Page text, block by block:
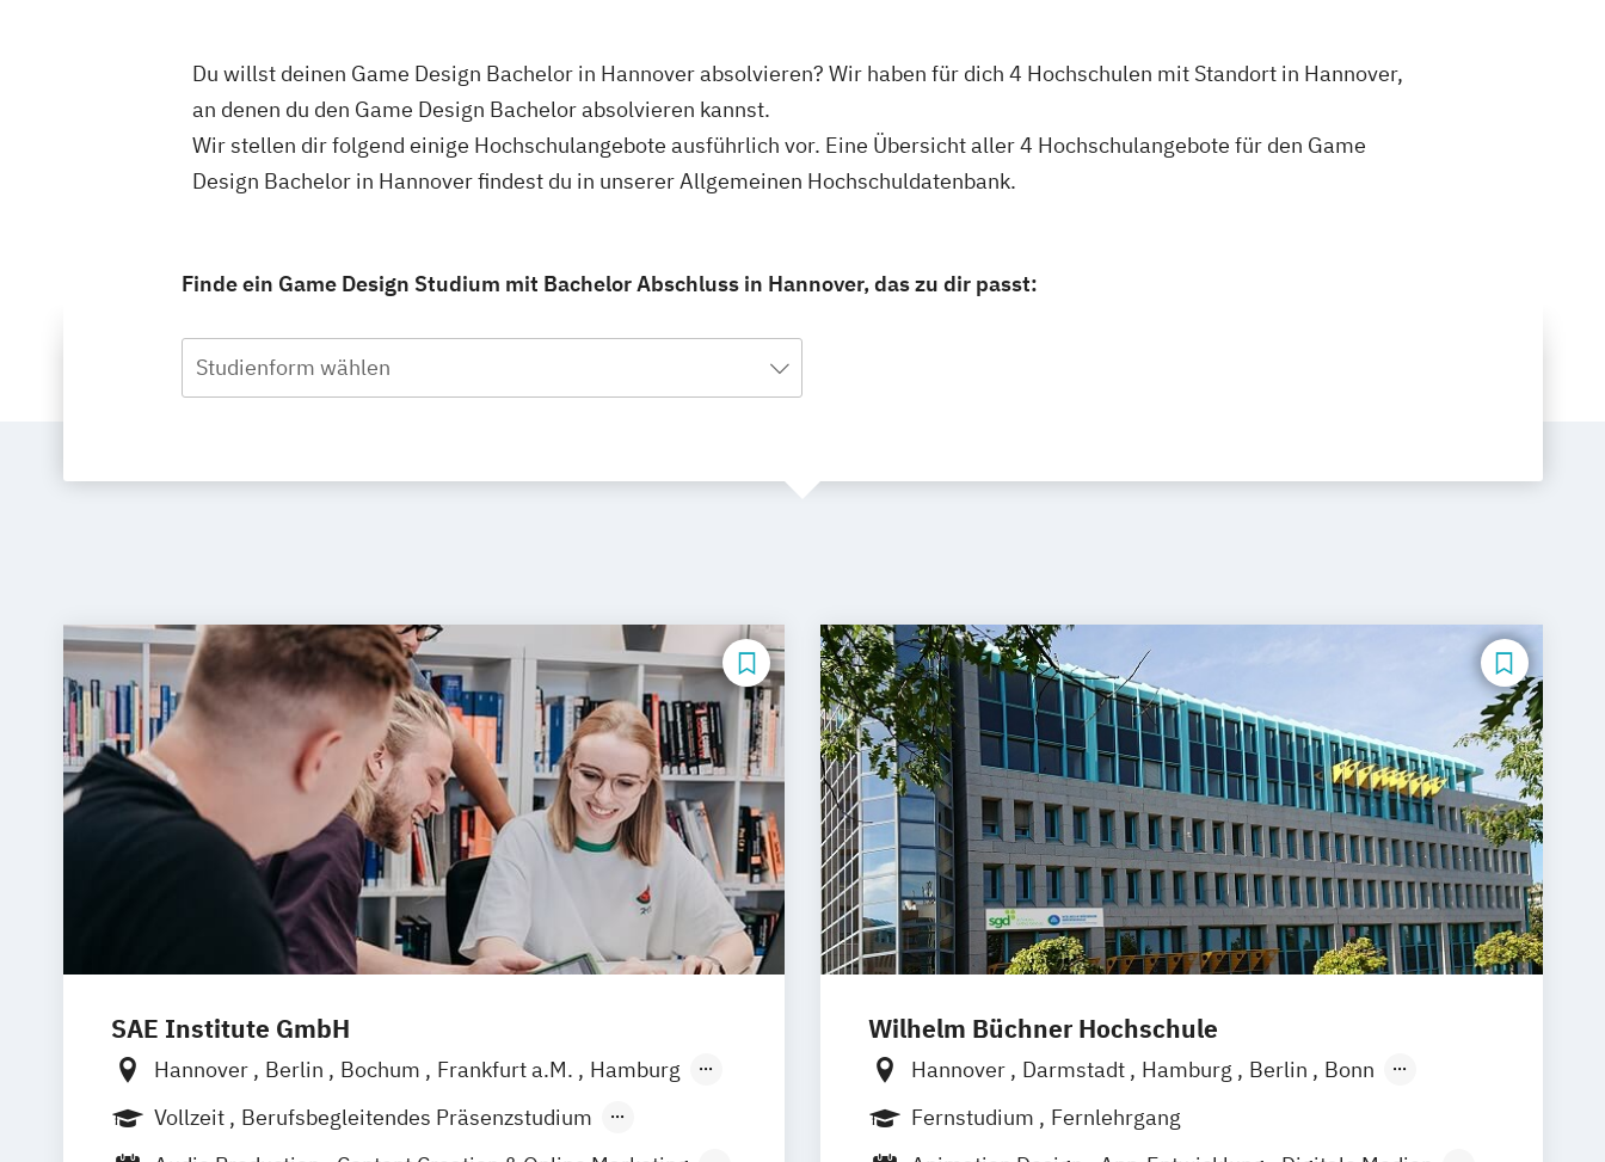
Du willst deinen Game Design Bachelor in Hannover absolvieren? Wir haben für dich 4 Hochschulen mit Standort in Hannover,
an denen du den Game Design Bachelor absolvieren kannst.
Wir stellen dir folgend einige Hochschulangebote ausführlich vor. Eine Übersicht aller 4 Hochschulangebote für den Game
Design Bachelor in Hannover findest du in unserer Allgemeinen Hochschuldatenbank.
Finde ein Game Design Studium mit Bachelor Abschluss in Hannover, das zu dir passt:
Studienform wählen
SAE Institute GmbH
Hannover Berlin Bochum Frankfurt a.M.
Hamburg
Köln
Leipzig München Stuttgart Nürnberg
Vollzeit
Berufsbegleitendes Präsenzstudium
Berufsbegleitender Präsenzlehrgang
Wilhelm Büchner Hochschule
Hannover Darmstadt Hamburg Berlin
Bonn
Nürnberg
München
Wien Zürich Rostock
Fernstudium
Fernlehrgang